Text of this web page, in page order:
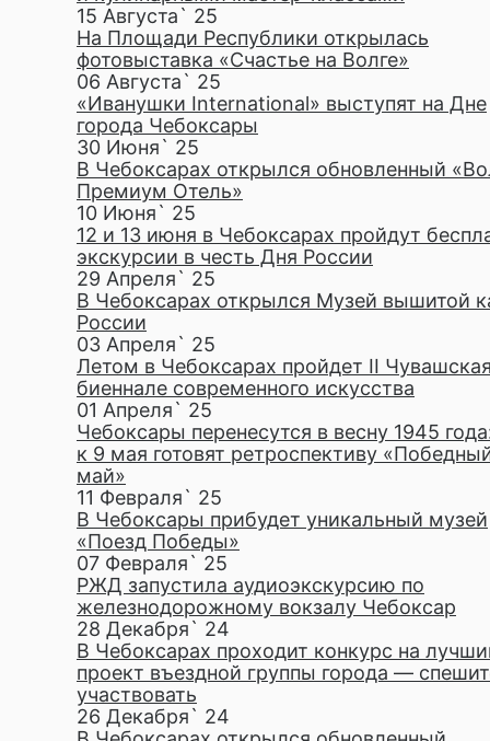
15 Августа` 25
На Площади Республики открылась
фотовыставка «Счастье на Волге»
06 Августа` 25
«Иванушки International» выступят на Дне
города Чебоксары
30 Июня` 25
В Чебоксарах открылся обновленный
Премиум Отель»
10 Июня` 25
12 и 13 июня в Чебоксарах пройдут
экскурсии в честь Дня России
29 Апреля` 25
В Чебоксарах открылся Музей вышитой
России
03 Апреля` 25
Летом в Чебоксарах пройдет II Чувашская
биеннале современного искусства
01 Апреля` 25
Чебоксары перенесутся в весну 1945
к 9 мая готовят ретроспективу
май»
11 Февраля` 25
В Чебоксары прибудет уникальный музей
«Поезд Победы»
07 Февраля` 25
РЖД запустила аудиоэкскурсию по
железнодорожному вокзалу Чебоксар
28 Декабря` 24
В Чебоксарах проходит конкурс на
проект въездной группы города —
участвовать
26 Декабря` 24